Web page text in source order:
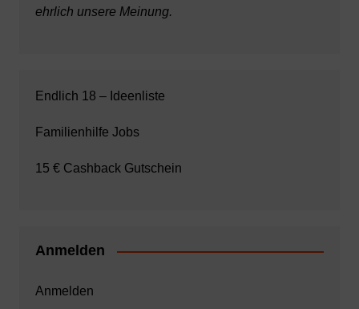
ehrlich unsere Meinung.
Endlich 18 – Ideenliste
Familienhilfe Jobs
15 € Cashback Gutschein
Anmelden
Anmelden